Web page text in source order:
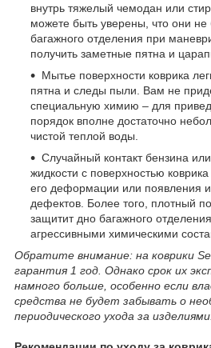
внутрь тяжелый чемодан или
можете быть уверены, что они не
багажного отделения при
получить заметные пятна и
Мытье поверхности коврика
пятна и следы пыли. Вам не
специальную химию – для
порядок вполне достаточно
чистой теплой воды.
Случайный контакт бензина
жидкости с поверхностью
его деформации или появления
дефектов. Более того, плотный
защитит дно багажного
агрессивными химическими
Обратите внимание: на коврики
гарантия 1 год. Однако срок их
намного больше, особенно если
средства не будет забывать о
периодического ухода за изделиями.